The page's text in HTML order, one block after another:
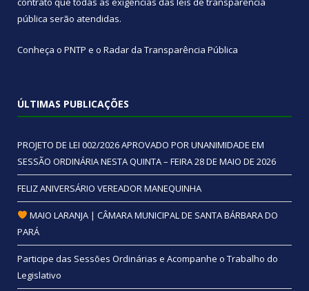
pública serão atendidas.
Conheça o PNTP e o Radar da Transparência Pública
ÚLTIMAS PUBLICAÇÕES
PROJETO DE LEI 002/2026 APROVADO POR UNANIMIDADE EM
SESSÃO ORDINÁRIA NESTA QUINTA – FEIRA 28 DE MAIO DE 2026
FELIZ ANIVERSÁRIO VEREADOR MANEQUINHA
MAIO LARANJA | CÂMARA MUNICIPAL DE SANTA BÁRBARA DO
PARÁ
Participe das Sessões Ordinárias e Acompanhe o Trabalho do
Legislativo